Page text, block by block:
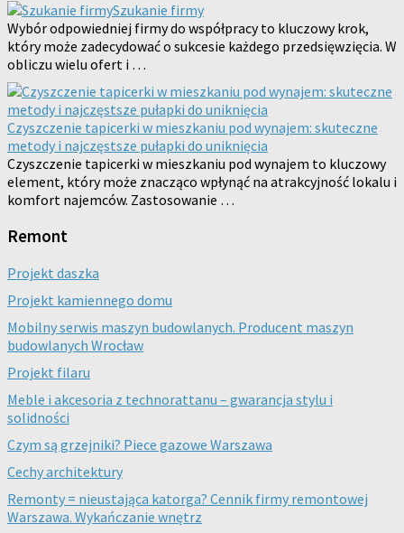
Szukanie firmy
Wybór odpowiedniej firmy do współpracy to kluczowy krok,
który może zadecydować o sukcesie każdego przedsięwzięcia. W
obliczu wielu ofert i …
Czyszczenie tapicerki w mieszkaniu pod wynajem: skuteczne
metody i najczęstsze pułapki do uniknięcia
Czyszczenie tapicerki w mieszkaniu pod wynajem to kluczowy
element, który może znacząco wpłynąć na atrakcyjność lokalu i
komfort najemców. Zastosowanie …
Remont
Projekt daszka
Projekt kamiennego domu
Mobilny serwis maszyn budowlanych. Producent maszyn
budowlanych Wrocław
Projekt filaru
Meble i akcesoria z technorattanu – gwarancja stylu i
solidności
Czym są grzejniki? Piece gazowe Warszawa
Cechy architektury
Remonty = nieustająca katorga? Cennik firmy remontowej
Warszawa. Wykańczanie wnętrz